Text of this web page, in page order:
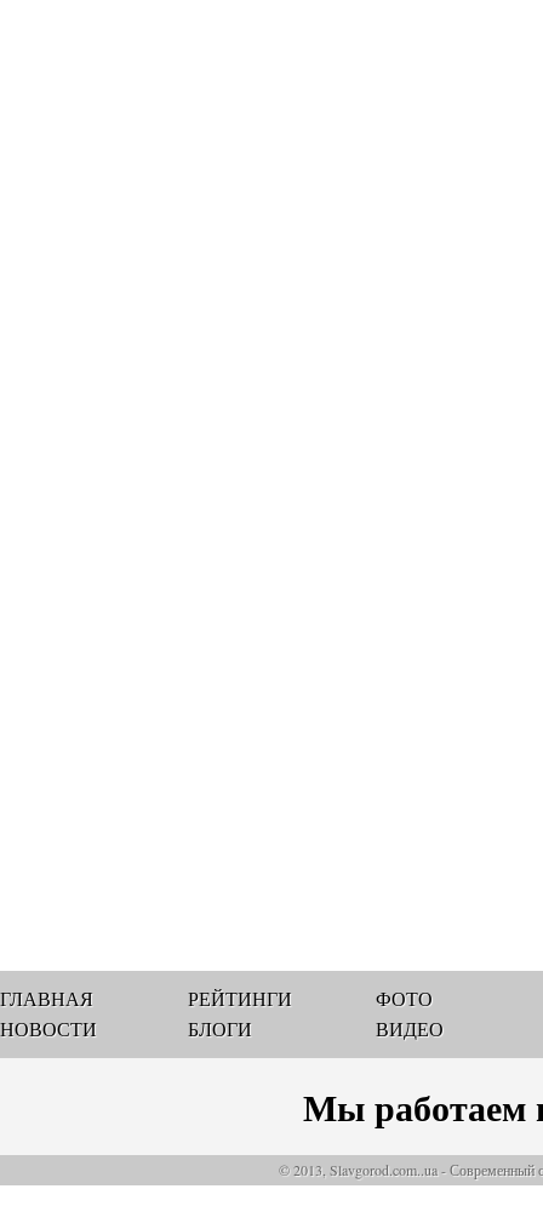
ГЛАВНАЯ
НОВОСТИ
РЕЙТИНГИ
БЛОГИ
ФОТО
ВИДЕО
Мы работаем
© 2013, Slavgorod.com..ua - Современный